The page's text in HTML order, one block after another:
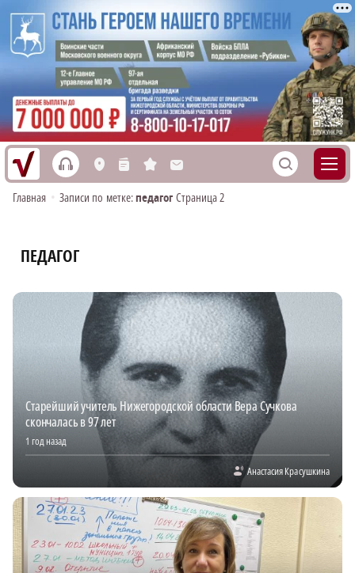
h L n s M S
Главная • Записи по метке:педагог Страница 2
ПЕДАГОГ
Старейший учитель Нижегородской области Вера Сучкова
скончалась в 97 лет
1 год назад
Анастасия Красушкина